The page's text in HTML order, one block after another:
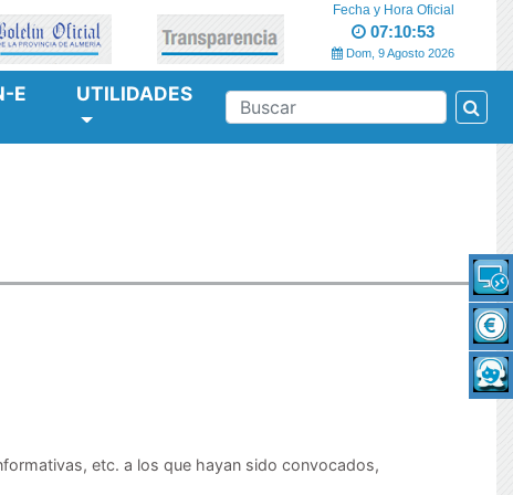
Fecha y Hora Oficial
07:10:53
Dom, 9 Agosto 2026
E UTILIDADES
BUSCAR
etc. a los que hayan sido convocados,